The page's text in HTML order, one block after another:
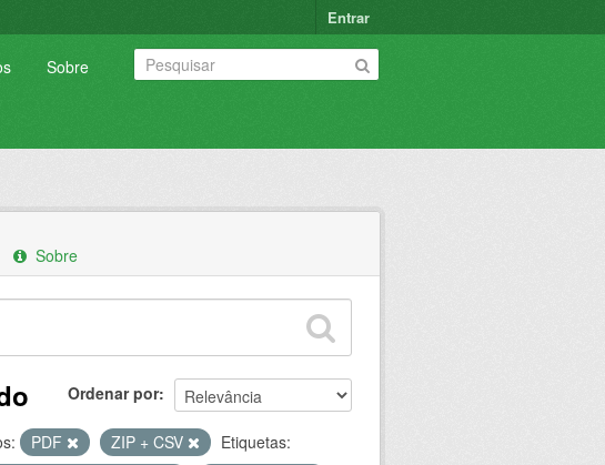
Entrar
Sobre
Sobre
Ordenar por
PDF ZIP + CSV
Etiquetas: